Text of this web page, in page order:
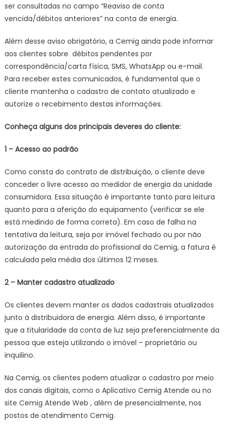
ser consultadas no campo “Reaviso de conta
vencida/débitos anteriores” na conta de energia.
Além desse aviso obrigatório, a Cemig ainda pode informar
aos clientes sobre débitos pendentes por
correspondência/carta física, SMS, WhatsApp ou e-mail.
Para receber estes comunicados, é fundamental que o
cliente mantenha o cadastro de contato atualizado e
autorize o recebimento destas informações.
Conheça alguns dos principais deveres do cliente:
1 – Acesso ao padrão
Como consta do contrato de distribuição, o cliente deve
conceder o livre acesso ao medidor de energia da unidade
consumidora. Essa situação é importante tanto para leitura
quanto para a aferição do equipamento (verificar se ele
está medindo de forma correta). Em caso de falha na
tentativa da leitura, seja por imóvel fechado ou por não
autorização da entrada do profissional da Cemig, a fatura é
calculada pela média dos últimos 12 meses.
2 – Manter cadastro atualizado
Os clientes devem manter os dados cadastrais atualizados
junto à distribuidora de energia. Além disso, é importante
que a titularidade da conta de luz seja preferencialmente da
pessoa que esteja utilizando o imóvel – proprietário ou
inquilino.
Na Cemig, os clientes podem atualizar o cadastro por meio
dos canais digitais, como o Aplicativo Cemig Atende ou no
site Cemig Atende Web , além de presencialmente, nos
postos de atendimento Cemig.